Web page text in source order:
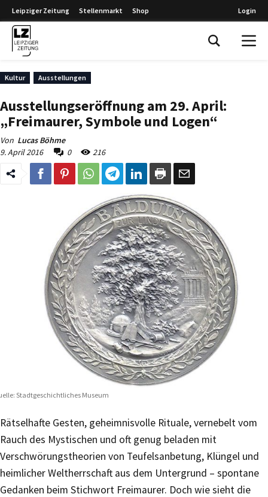
Leipziger Zeitung Stellenmarkt Shop Login
Kultur Ausstellungen
Ausstellungseröffnung am 29. April:
„Freimaurer, Symbole und Logen“
Von Lucas Böhme
9. April 2016
0 216
Stadtgeschichtliches Museum
Rätselhafte Gesten, geheimnisvolle Rituale, vernebelt vom
Rauch des Mystischen und oft genug beladen mit
Verschwörungstheorien von Teufelsanbetung, Klüngel und
heimlicher Weltherrschaft aus dem Untergrund – spontane
Gedanken beim Stichwort Freimaurer. Doch wie sieht die